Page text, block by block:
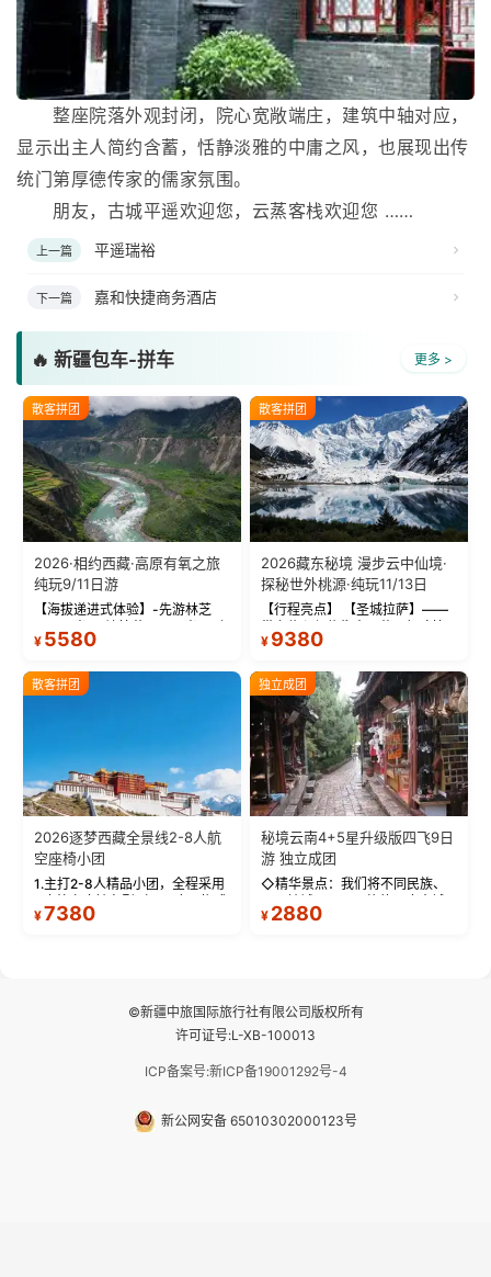
整座院落外观封闭，院心宽敞端庄，建筑中轴对应，
显示出主人简约含蓄，恬静淡雅的中庸之风，也展现出传
统门第厚德传家的儒家氛围。
朋友，古城平遥欢迎您，云蒸客栈欢迎您 ……
上一篇 平遥瑞裕
下一篇 嘉和快捷商务酒店
🔥 新疆包车-拼车 更多 >
散客拼团
2026·相约西藏·高原有氧之旅
纯玩9/11日游
【海拔递进式体验】-先游林芝
(2900米)再访拉萨(3650米)，亲
测 99%游客零高反 。 【贴心保
反根本不是事儿 ！ 【无人机航
拍】-雪山/圣湖/...
¥ 5580
散客拼团
2026藏东秘境 漫步云中仙境·
探秘世外桃源·纯玩11/13日
【行程亮点】 【圣城拉萨】——
带上信心与信仰去西藏，行吟拉
萨，感受这座城与生俱来的与众
城堡寺院于一体的宏伟建筑，是
西藏最完整的古代...
¥ 9380
散客拼团
2026逐梦西藏全景线2-8人航
空座椅小团
1.主打2-8人精品小团，全程采用
9座航空座椅车型（360度环抱式
座舱），提供VIP级别的舒适出行
¥7380
独立成团
秘境云南4+5星升级版四飞9日
游 独立成团
◇精华景点：我们将不同民族、
不同地域、不同风格的三座古城
—【大理古城、丽江古城、香格
¥ 2880
©新疆中旅国际旅行社有限公司版权所有
许可证号:L-XB-100013
ICP备案号:新ICP备19001292号-4
新公网安备 65010302000123号